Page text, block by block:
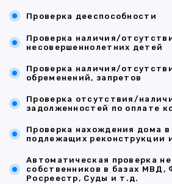
Проверка дееспособности
Проверка наличия/
несовершеннолетних детей
Проверка наличия/
обременений, запретов
Проверка отсутствия/
задолженностей по оплате
Проверка нахождения дома в
подлежащих реконструкции
Автоматическая проверка
собственников в базах
Росреестр, Суды и т.д.